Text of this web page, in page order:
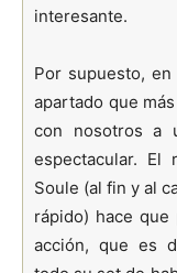
interesante.
Por supuesto,
apartado que
con nosotros a
espectacular.
Soule (al fin y al
rápido) hace
acción, que es